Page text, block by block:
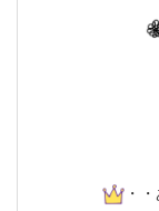
・